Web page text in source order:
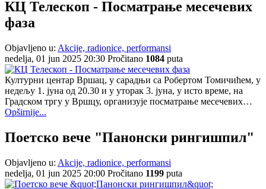
КЦ Телескоп - Посматрање месечевих
фаза
Objavljeno u: Akcije, radionice, performansi
nedelja, 01 jun 2025 20:30 Pročitano 1084 puta
Културни центар Вршац, у сарадњи са Робертом Томичићем, у
недељу 1. јуна од 20.30 и у уторак 3. јуна, у исто време, на
Градском тргу у Вршцу, организује посматрање месечевих…
Opširnije...
Поетско вече "Панонски рингишпил"
Objavljeno u: Akcije, radionice, performansi
nedelja, 01 jun 2025 20:00 Pročitano 1199 puta